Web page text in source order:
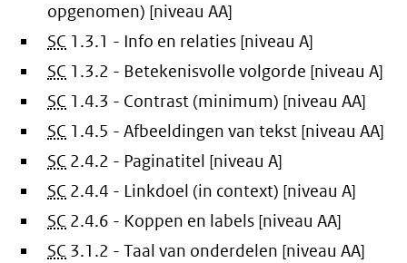
opgenomen) [niveau AA]
SC 1.3.1 - Info en relaties [niveau A]
SC 1.3.2 - Betekenisvolle volgorde [niveau A]
SC 1.4.3 - Contrast (minimum) [niveau AA]
SC 1.4.5 - Afbeeldingen van tekst [niveau AA]
SC 2.4.2 - Paginatitel [niveau A]
SC 2.4.4 - Linkdoel (in context) [niveau A]
SC 2.4.6 - Koppen en labels [niveau AA]
SC 3.1.2 - Taal van onderdelen [niveau AA]